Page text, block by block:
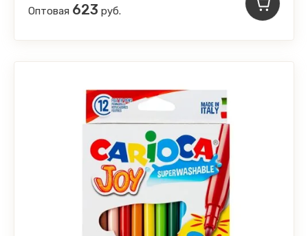
Оптовая 623 руб.